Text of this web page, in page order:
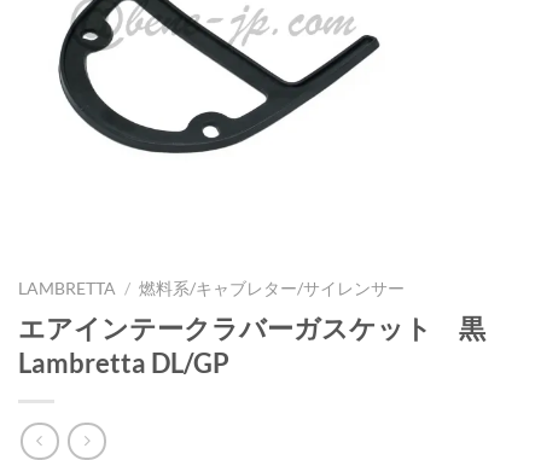
LAMBRETTA / 燃料系/キャブレター/サイレンサー
エアインテークラバーガスケット 黒
Lambretta DL/GP